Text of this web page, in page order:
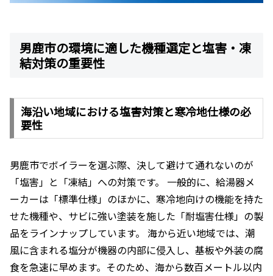
男鹿市の環境に適した機種選定と塩害・凍
結対策の重要性
海沿い地域における塩害対策と寒冷地仕様の必
要性
男鹿市でボイラーを選ぶ際、決して避けて通れないのが
「塩害」と「凍結」への対策です。 一般的に、給湯器メ
ーカーは「標準仕様」のほかに、寒冷地向けの機能を持た
せた機種や、サビに強い塗装を施した「耐塩害仕様」の製
品をラインナップしています。 海から近い地域では、潮
風に含まれる塩分が機器の内部に侵入し、基板や外装の腐
食を急速に早めます。そのため、海から数百メートル以内